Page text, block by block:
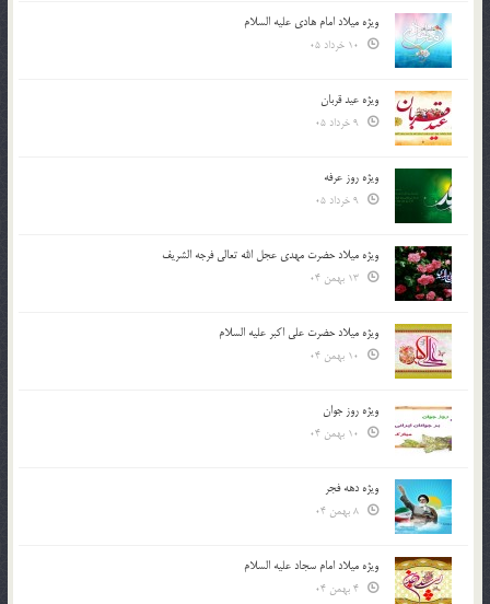
ویژه میلاد امام هادی علیه السلام
ویژه عید قربان
ویژه روز عرفه
ویژه میلاد حضرت مهدی عجل الله تعالی فرجه الشريف
ویژه میلاد حضرت علی اکبر علیه السلام
ویژه روز جوان
ویژه دهه فجر
ویژه میلاد امام سجاد علیه السلام